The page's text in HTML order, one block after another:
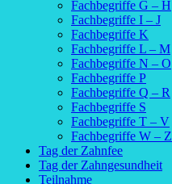
Fachbegriffe G – H
Fachbegriffe I – J
Fachbegriffe K
Fachbegriffe L – M
Fachbegriffe N – O
Fachbegriffe P
Fachbegriffe Q – R
Fachbegriffe S
Fachbegriffe T – V
Fachbegriffe W – Z
Tag der Zahnfee
Tag der Zahngesundheit
Teilnahme